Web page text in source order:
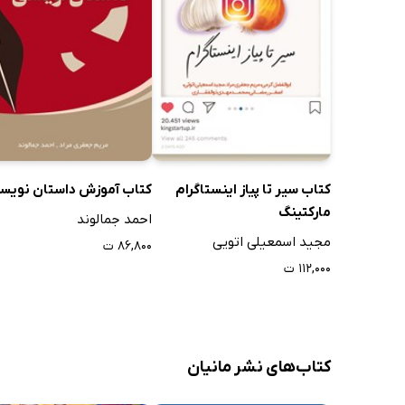
کتاب سیر تا پیاز اینستاگرام
مارکتینگ
مجید اسمعیلی اتویی
۱۱۲,۰۰۰ ت
کتاب آموزش داستان
احمد جمالوند
۸۶,۸۰۰ ت
کتاب‌های نشر مانیان